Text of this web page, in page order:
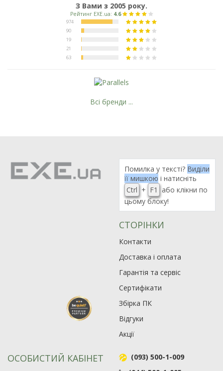
З Вами з 2005 року.
Всі бренди ...
Помилка у тексті? Виділи
її мишкою і натисніть
Ctrl + F1
або клікни по
цьому блоку!
СТОРІНКИ
Контакти
Доставка і оплата
Гарантія та сервіс
Сертифікати
Збірка ПК
Відгуки
Акції
ОСОБИСТИЙ КАБІНЕТ
(093) 500-1-009